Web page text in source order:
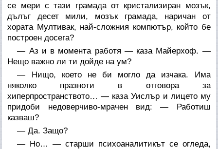
се мери с тази грамада от кристализиран мозък,
дълъг десет мили, мозък грамада, наричан от
хората Мултивак, най-сложния компютър, който бе
построен досега?
— Аз и в момента работя — каза Майерхоф. —
Нещо важно ли ти дойде на ум?
— Нищо, което не би могло да изчака. Има
няколко празноти в отговора за
хиперпространството… — каза Уислър и лицето му
придоби недоверчиво-мрачен вид: — Работиш
казваш?
— Да. Защо?
— Но… — старши психоаналитикът се огледа,